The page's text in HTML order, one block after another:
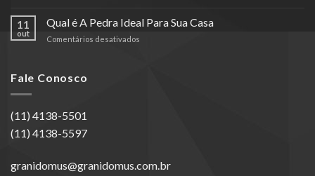
a
diferença
11
out
Qual é A Pedra Ideal Para Sua Casa
Comentários desativados
Fale Conosco
(11) 4138-5501
(11) 4138-5597
granidomus@granidomus.com.br